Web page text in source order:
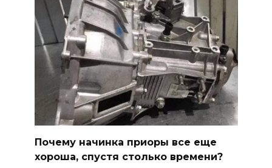
Почему начинка приоры все еще
хороша, спустя столько времени?